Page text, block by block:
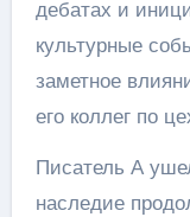
дебатах и
культурные
заметное
его коллег по
Писатель А
наследие